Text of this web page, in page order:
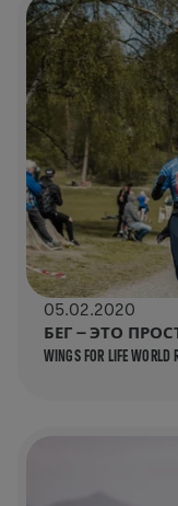
05.02.2020
БЕГ — ЭТО
WINGS FOR LIFE WORLD